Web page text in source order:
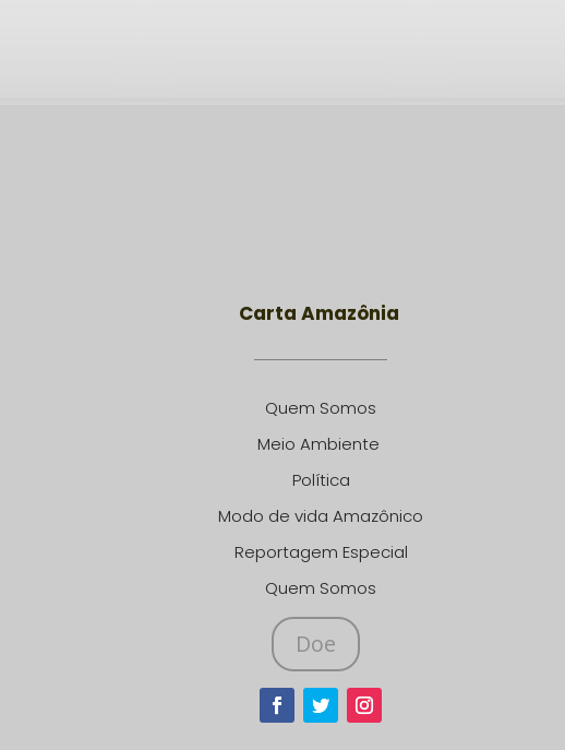
Carta Amazônia
Quem Somos
Meio Ambiente
Política
Modo de vida Amazônico
Reportagem Especial
Quem Somos
Doe